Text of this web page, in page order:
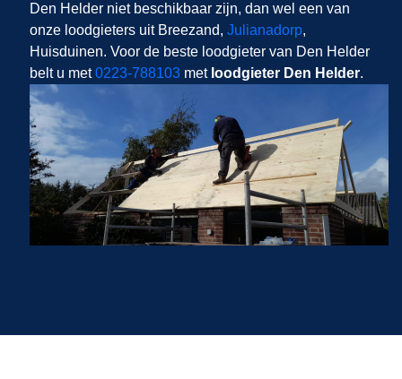
Den Helder niet beschikbaar zijn, dan wel een van
onze loodgieters uit Breezand, Julianadorp,
Huisduinen. Voor de beste loodgieter van Den Helder
belt u met0223-788103met loodgieter Den Helder.